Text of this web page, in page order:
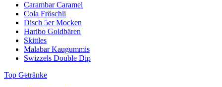
Carambar Caramel
Cola Fröschli
Disch 5er Mocken
Haribo Goldbären
Skittles
Malabar Kaugummis
Swizzels Double Dip
Top Getränke